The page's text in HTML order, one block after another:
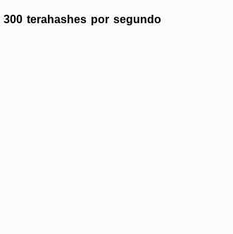
300 terahashes por segundo